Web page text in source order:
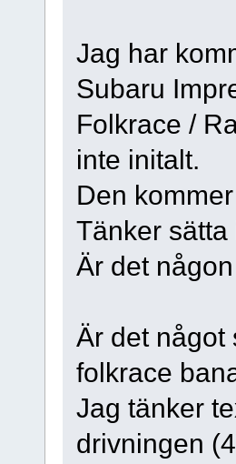
Jag har
Subaru
Folkrace /
inte initalt.
Den
Tänker
Är det
Är det något
folkrace
Jag tänker
drivningen